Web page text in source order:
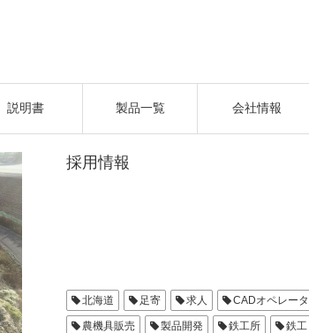
説明書 製品一覧 会社情報
採用情報
北海道 足寄 求人 CADオペレー
農機具販売 製品開発 鉄工所 鉄工